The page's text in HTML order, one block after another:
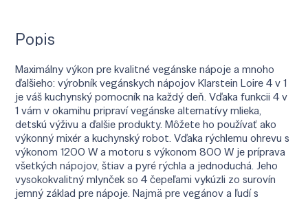
Popis
Maximálny výkon pre kvalitné vegánske nápoje a mnoho
ďalšieho: výrobník vegánskych nápojov Klarstein Loire 4 v 1
je váš kuchynský pomocník na každý deň. Vďaka funkcii 4 v
1 vám v okamihu pripraví vegánske alternatívy mlieka,
detskú výživu a ďalšie produkty. Môžete ho používať ako
výkonný mixér a kuchynský robot. Vďaka rýchlemu ohrevu s
výkonom 1200 W a motoru s výkonom 800 W je príprava
všetkých nápojov, štiav a pyré rýchla a jednoduchá. Jeho
vysokokvalitný mlynček so 4 čepeľami vykúzli zo surovín
jemný základ pre nápoje. Najmä pre vegánov a ľudí s